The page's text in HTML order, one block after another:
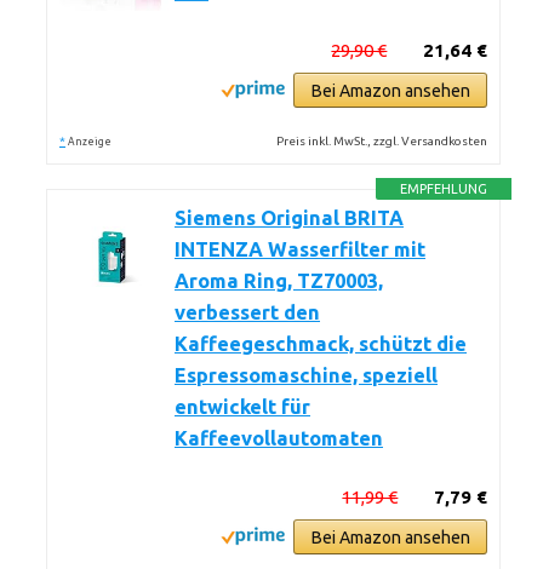
21,64 €
29,90 €
Bei Amazon ansehen
* Anzeige Preis inkl. MwSt., zzgl. Versandkosten
EMPFEHLUNG
Siemens Original BRITA
INTENZA Wasserfilter mit
Aroma Ring, TZ70003,
verbessert den
Kaffeegeschmack, schützt die
Espressomaschine, speziell
entwickelt für
Kaffeevollautomaten
7,79 €
11,99 €
Bei Amazon ansehen